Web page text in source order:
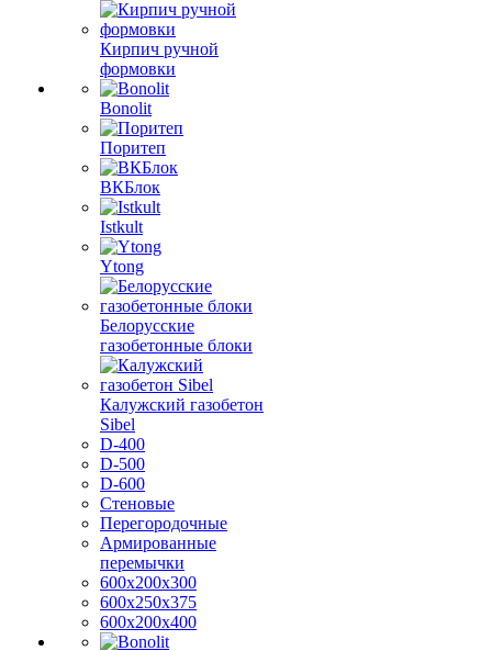
Кирпич ручной
формовки
Bonolit
Поритеп
ВКБлок
Istkult
Ytong
Белорусские
газобетонные блоки
Калужский газобетон
Sibel
D-400
D-500
D-600
Стеновые
Перегородочные
Армированные
перемычки
600х200х300
600х250х375
600х200х400